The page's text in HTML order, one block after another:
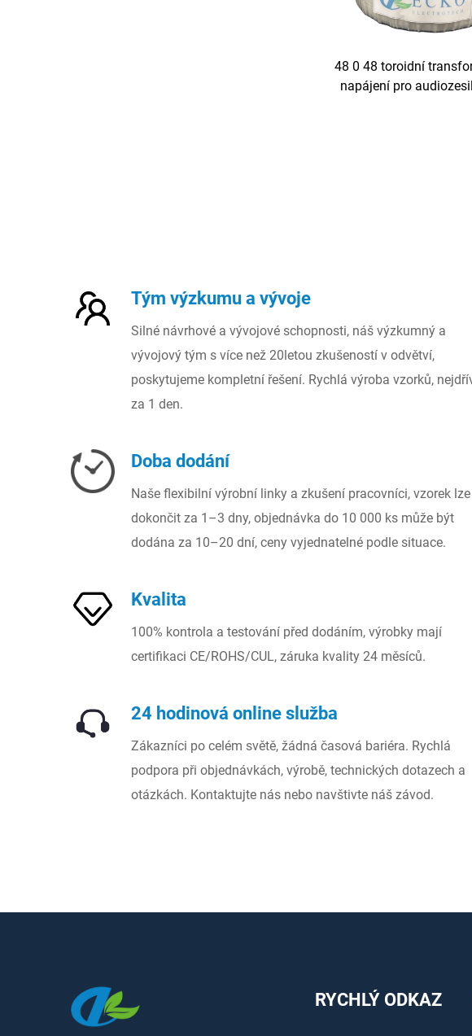
48 0 48 toroidní
napájení pro
Tým výzkumu a vývoje
Silné návrhové a vývojové schopnosti, náš výzkumný a
vývojový tým s více než 20letou zkušeností v odvětví,
poskytujeme kompletní řešení. Rychlá výroba vzorků,
za 1 den.
Doba dodání
Naše flexibilní výrobní linky a zkušení pracovníci, vzorek lze
dokončit za 1–3 dny, objednávka do 10 000 ks může být
dodána za 10–20 dní, ceny vyjednatelné podle situace.
Kvalita
100% kontrola a testování před dodáním, výrobky mají
certifikaci CE/ROHS/CUL, záruka kvality 24 měsíců.
24 hodinová online služba
Zákazníci po celém světě, žádná časová bariéra. Rychlá
podpora při objednávkách, výrobě, technických dotazech a
otázkách. Kontaktujte nás nebo navštivte náš závod.
RYCHLÝ ODKAZ